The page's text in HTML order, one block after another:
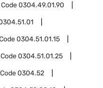
Code0304.49.01.90
0304.51.01.15
0304.51.01.25
0304.52